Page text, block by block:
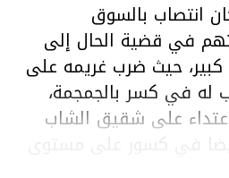
انتصاب بالسوق
في قضية الحال إلى
حيث ضرب غريمه على
في كسر بالجمجمة،
على شقيق الشاب
في كسور على مستوى